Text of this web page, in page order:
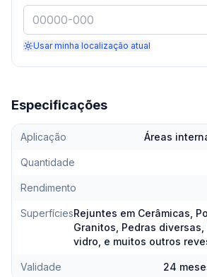
Especificações
Aplicação Áreas
Quantidade
Rendimento
SuperfíciesRejuntes em Cerâmicas,
Granitos, Pedras
vidro, e muitos outros
Validade 24
Usar minha localização atual